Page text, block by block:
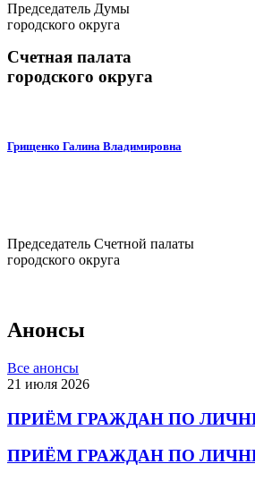
Председатель Думы
городского округа
Счетная палата
городского округа
Грищенко Галина Владимировна
Председатель Счетной палаты
городского округа
Анонсы
Все анонсы
21 июля 2026
ПРИЁМ ГРАЖДАН ПО
ПРИЁМ ГРАЖДАН ПО